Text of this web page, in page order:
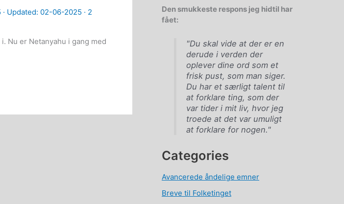
· Updated: 02-06-2025 · 2
Nu er Netanyahu i gang med
Den smukkeste respons jeg hidtil har
fået:
"Du skal vide at der er en
derude i verden der
oplever dine ord som et
frisk pust, som man siger.
Du har et særligt talent til
at forklare ting, som der
var tider i mit liv, hvor jeg
troede at det var umuligt
at forklare for nogen."
Categories
Avancerede åndelige emner
Breve til Folketinget